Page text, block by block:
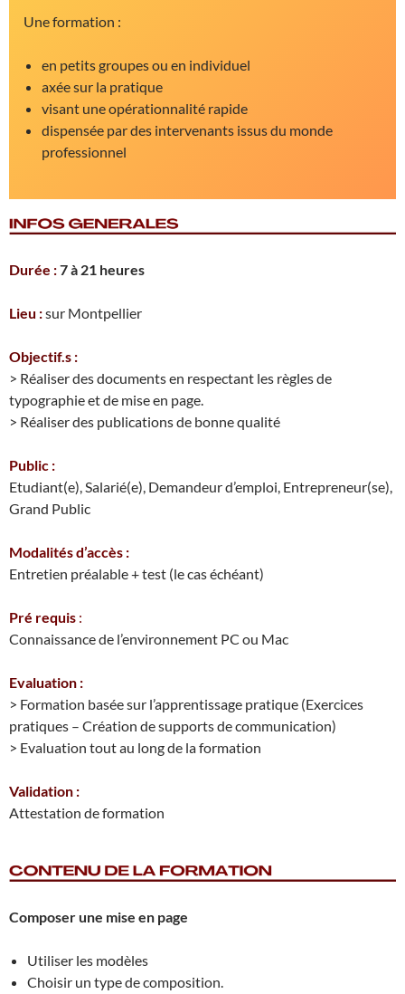
Une formation :
en petits groupes ou en individuel
axée sur la pratique
visant une opérationnalité rapide
dispensée par des intervenants issus du monde
professionnel
Durée :7 à 21 heures
Lieu :sur Montpellier
Objectif.s :
> Réaliser des documents en respectant les règles de
typographie et de mise en page.
> Réaliser des publications de bonne qualité
Public :
Etudiant(e), Salarié(e), Demandeur d’emploi, Entrepreneur(se),
Grand Public
Modalités d’accès :
Entretien préalable + test (le cas échéant)
Pré requis :
Connaissance de l’environnement PC ou Mac
Evaluation :
> Formation basée sur l’apprentissage pratique (Exercices
pratiques – Création de supports de communication)
> Evaluation tout au long de la formation
Validation :
Attestation de formation
Composer une mise en page
Utiliser les modèles
Choisir un type de composition.